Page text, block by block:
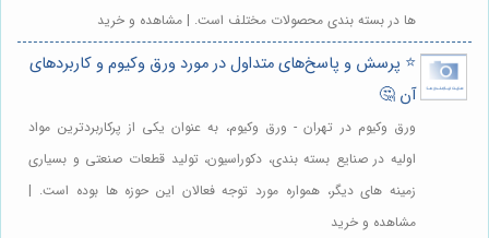
ها در بسته بندی محصولات مختلف است. | مشاهده و خرید
⭐️ پرسش و پاسخ‌های متداول در مورد ورق وکیوم و کاربردهای
آن 🤔
ورق وکیوم در تهران - ورق وکیوم، به عنوان یکی از پرکاربردترین مواد
اولیه در صنایع بسته بندی، دکوراسیون، تولید قطعات صنعتی و بسیاری
زمینه های دیگر، همواره مورد توجه فعالان این حوزه ها بوده است. |
مشاهده و خرید